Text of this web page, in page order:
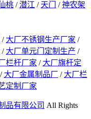
桃 /潜江 / 天门 /神农架
/ 大厂不锈钢生产厂家 /
/ 大厂单元门定制生产 /
栏杆厂家 / 大厂旗杆定
/ 大厂金属制品厂 / 大厂栏
定制厂家
品有限公司 All Rights